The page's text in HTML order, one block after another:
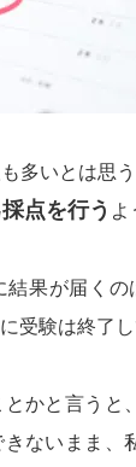
多いとは思う
点を行う よ
結果が届く
受験は終了
かと言うと
ないまま、